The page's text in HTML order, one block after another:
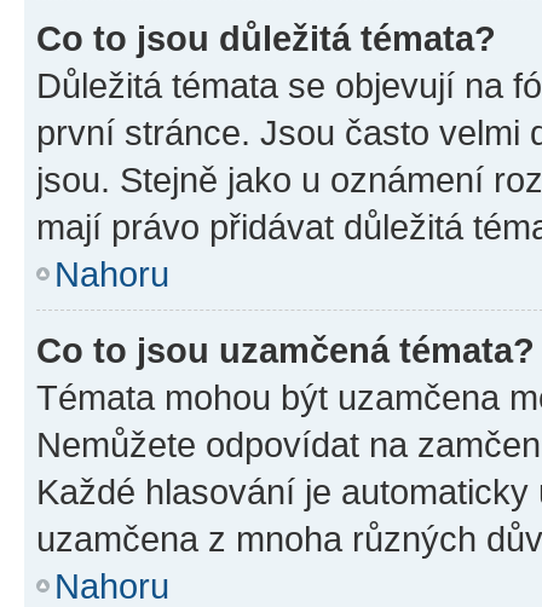
Co to jsou důležitá témata?
Důležitá témata se objevují na
první stránce. Jsou často velmi
jsou. Stejně jako u oznámení
mají právo přidávat důležitá
Nahoru
Co to jsou uzamčená témata?
Témata mohou být uzamčena
Nemůžete odpovídat na
Každé hlasování je
uzamčena z mnoha různých
Nahoru